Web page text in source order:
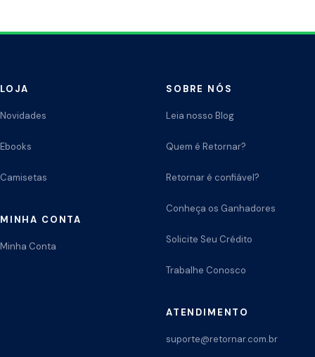
LOJA
Novidades
Ebooks
Camisetas
MINHA CONTA
Minha Conta
SOBRE NÓS
Leia nosso Blog
Quem é Retornar?
Retornar é confiável?
Conheça os Ganhadores
Solicite Seu Crédito
Trabalhe Conosco
ATENDIMENTO
suporte@retornar.com.br